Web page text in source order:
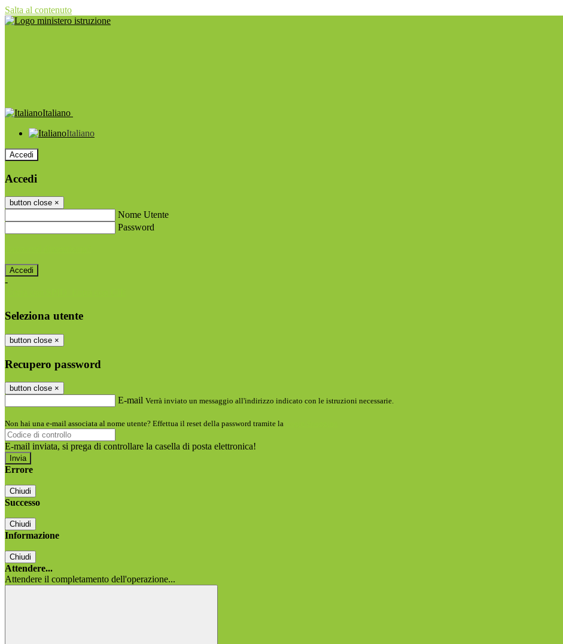
Salta al contenuto
Italiano
Italiano
Accedi
Accedi
button close ×
Nome Utente
Password
-
Seleziona utente
button close ×
Recupero password
button close ×
E-mail Verrà inviato un messaggio all'indirizzo indicato con le istruzioni necessarie.
Non hai una e-mail associata al nome utente? Effettua il reset della password tramite la
E-mail inviata, si prega di controllare la casella di posta elettronica!
Errore
Chiudi
Successo
Chiudi
Informazione
Chiudi
Attendere...
Attendere il completamento dell'operazione...